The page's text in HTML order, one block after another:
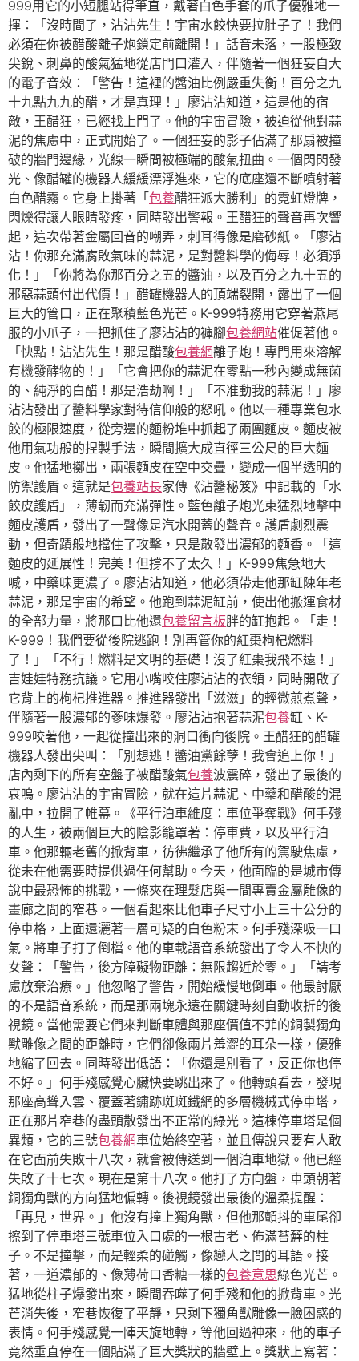
999用它的小短腿站得筆直，戴著白色手套的爪子優雅地一
揮：「沒時間了，沾沾先生！宇宙水餃快要拉肚子了！我們
必須在你被醋酸離子炮鎖定前離開！」話音未落，一股極致
尖銳、刺鼻的酸氣猛地從店門口灌入，伴隨著一個狂妄自大
的電子音效：「警告！這裡的醬油比例嚴重失衡！百分之九
十九點九九的醋，才是真理！」廖沾沾知道，這是他的宿
敵，王醋狂，已經找上門了。他的宇宙冒險，被迫從他對蒜
泥的焦慮中，正式開始了。一個狂妄的影子佔滿了那扇被撞
破的牆門邊緣，光線一瞬間被極端的酸氣扭曲。一個閃閃發
光、像醋罐的機器人緩緩漂浮進來，它的底座還不斷噴射著
白色醋霧。它身上掛著「 包養醋狂派大勝利」的霓虹燈牌，
閃爍得讓人眼睛發疼，同時發出警報。王醋狂的聲音再次響
起，這次帶著金屬回音的嘲弄，刺耳得像是磨砂紙。「廖沾
沾！你那充滿腐敗氣味的蒜泥，是對醬料學的侮辱！必須淨
化！」「你將為你那百分之五的醬油，以及百分之九十五的
邪惡蒜頭付出代價！」醋罐機器人的頂端裂開，露出了一個
巨大的管口，正在聚積藍色光芒。K-999特務用它穿著燕尾
服的小爪子，一把抓住了廖沾沾的褲腳包養網站催促著他。
「快點！沾沾先生！那是醋酸包養網離子炮！專門用來溶解
有機發酵物的！」「它會把你的蒜泥在零點一秒內變成無菌
的、純淨的白醋！那是浩劫啊！」「不准動我的蒜泥！」廖
沾沾發出了醬料學家對待信仰般的怒吼。他以一種專業包水
餃的極限速度，從旁邊的麵粉堆中抓起了兩團麵皮。麵皮被
他用氣功般的捏製手法，瞬間擴大成直徑三公尺的巨大麵
皮。他猛地擲出，兩張麵皮在空中交疊，變成一個半透明的
防禦護盾。這就是包養站長家傳《沾醬秘笈》中記載的「水
餃皮護盾」，薄韌而充滿彈性。藍色離子炮光束猛烈地擊中
麵皮護盾，發出了一聲像是汽水開蓋的聲音。護盾劇烈震
動，但奇蹟般地擋住了攻擊，只是散發出濃郁的麵香。「這
麵皮的延展性！完美！但撐不了太久！」K-999焦急地大
喊，中藥味更濃了。廖沾沾知道，他必須帶走他那缸陳年老
蒜泥，那是宇宙的希望。他跑到蒜泥缸前，使出他搬運食材
的全部力量，將那口比他還包養留言板胖的缸抱起。「走！
K-999！我們要從後院逃跑！別再管你的紅棗枸杞燃料
了！」「不行！燃料是文明的基礎！沒了紅棗我飛不遠！」
吉娃娃特務抗議。它用小嘴咬住廖沾沾的衣領，同時開啟了
它背上的枸杞推進器。推進器發出「滋滋」的輕微煎煮聲，
伴隨著一股濃郁的蔘味爆發。廖沾沾抱著蒜泥包養缸、K-
999咬著他，一起從撞出來的洞口衝向後院。王醋狂的醋罐
機器人發出尖叫：「別想逃！醬油黨餘孽！我會追上你！」
店內剩下的所有空盤子被醋酸氣包養波震碎，發出了最後的
哀鳴。廖沾沾的宇宙冒險，就在這片蒜泥、中藥和醋酸的混
亂中，拉開了帷幕。《平行泊車維度：車位爭奪戰》何手殘
的人生，被兩個巨大的陰影籠罩著：停車費，以及平行泊
車。他那輛老舊的掀背車，彷彿繼承了他所有的駕駛焦慮，
從未在他需要時提供過任何幫助。今天，他面臨的是城市傳
說中最恐怖的挑戰，一條夾在理髮店與一間專賣金屬雕像的
畫廊之間的窄巷。一個看起來比他車子尺寸小上三十公分的
停車格，上面還灑著一層可疑的白色粉末。何手殘深吸一口
氣。將車子打了倒檔。他的車載語音系統發出了令人不快的
女聲：「警告，後方障礙物距離：無限趨近於零。」「請考
慮放棄治療。」他忽略了警告，開始緩慢地倒車。他最討厭
的不是語音系統，而是那兩塊永遠在關鍵時刻自動收折的後
視鏡。當他需要它們來判斷車體與那座價值不菲的銅製獨角
獸雕像之間的距離時，它們卻像兩片羞澀的耳朵一樣，優雅
地縮了回去。同時發出低語：「你還是別看了，反正你也停
不好。」何手殘感覺心臟快要跳出來了。他轉頭看去，發現
那座高聳入雲、覆蓋著鏽跡斑斑鐵網的多層機械式停車塔，
正在那片窄巷的盡頭散發出不正常的綠光。這棟停車塔是個
異類，它的三號包養網車位始終空著，並且傳說只要有人敢
在它面前失敗十八次，就會被傳送到一個泊車地獄。他已經
失敗了十七次。現在是第十八次。他打了方向盤，車頭朝著
銅獨角獸的方向猛地偏轉。後視鏡發出最後的溫柔提醒：
「再見，世界。」他沒有撞上獨角獸，但他那顫抖的車尾卻
擦到了停車塔三號車位入口處的一根古老、佈滿苔蘚的柱
子。不是撞擊，而是輕柔的碰觸，像戀人之間的耳語。接
著，一道濃郁的、像薄荷口香糖一樣的包養意思綠色光芒。
猛地從柱子爆發出來，瞬間吞噬了何手殘和他的掀背車。光
芒消失後，窄巷恢復了平靜，只剩下獨角獸雕像一臉困惑的
表情。何手殘感覺一陣天旋地轉，等他回過神來，他的車子
竟然垂直停在一個貼滿了巨大獎狀的牆壁上。獎狀上寫著：